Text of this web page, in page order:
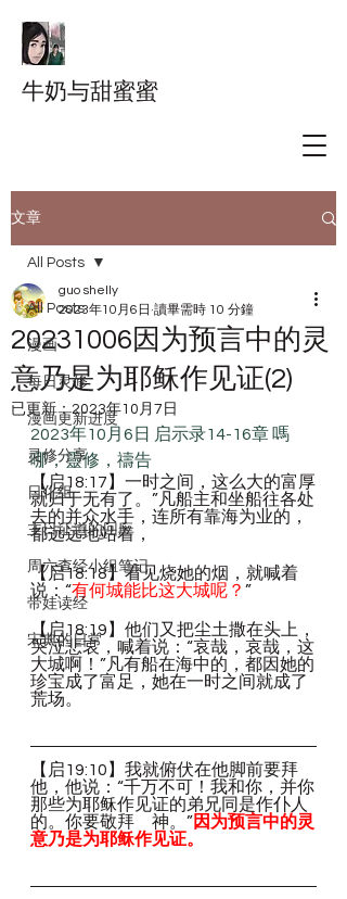
牛奶与甜蜜蜜
文章
All Posts
漫画
每日灵修
漫画更新进度
灵修分享
日化组
主日证道的回应
周六查经小组笔记
带娃读经
宋典的日常
All Posts
20231006因为预言中的灵
意乃是为耶稣作见证(2)
guo shelly
2023年10月6日 讀畢需時 10 分鐘
已更新：2023年10月7日
2023年10月6日 启示录14-16章 嗎
哪，靈修，禱告
【启18:17】一时之间，这么大的富厚
就归于无有了。”凡船主和坐船往各处
去的并众水手，连所有靠海为业的，
都远远地站着，
【启18:18】看见烧她的烟，就喊着
说：“有何城能比这大城呢？ ”
【启18:19】他们又把尘土撒在头上，
哭泣悲哀，喊着说：“哀哉，哀哉，这
大城啊！”凡有船在海中的，都因她的
珍宝成了富足，她在一时之间就成了
荒场。
【启19:10】我就俯伏在他脚前要拜
他，他说：“千万不可！我和你，并你
那些为耶稣作见证的弟兄同是作仆人
的。你要敬拜　神。”因为预言中的灵
意乃是为耶稣作见证。